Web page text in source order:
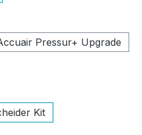
Pressur+ Upgrade
Kit